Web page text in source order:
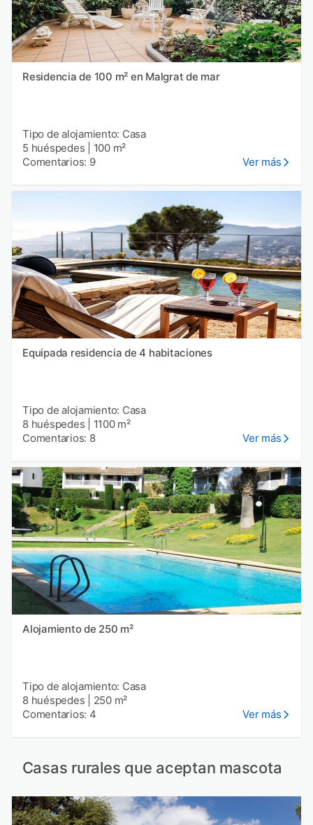
Residencia de 100 m² en Malgrat de mar
Tipo de alojamiento: Casa
5 huéspedes
100 m²
Comentarios: 9
Ver más
Equipada residencia de 4 habitaciones
Tipo de alojamiento: Casa
8 huéspedes
1100 m²
Comentarios: 8
Ver más
Alojamiento de 250 m²
Tipo de alojamiento: Casa
8 huéspedes
250 m²
Comentarios: 4
Ver más
Casas rurales que aceptan mascota